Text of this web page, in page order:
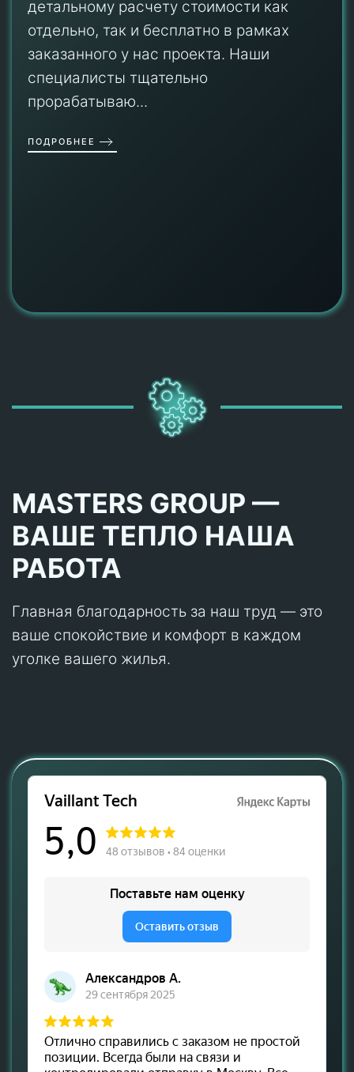
детальному расчету стоимости как
отдельно, так и бесплатно в рамках
заказанного у нас проекта. Наши
специалисты тщательно
прорабатываю...
ПОДРОБНЕЕ
MASTERS GROUP —
ВАШЕ ТЕПЛО НАША
РАБОТА
Главная благодарность за наш труд — это
ваше спокойствие и комфорт в каждом
уголке вашего жилья.